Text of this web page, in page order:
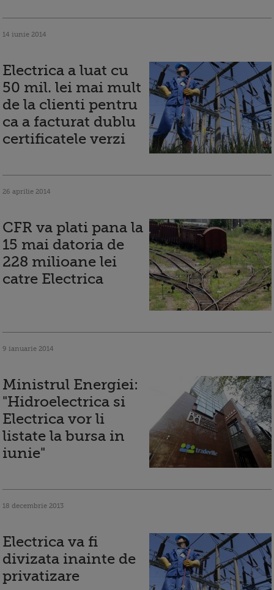
14 iunie 2014
Electrica a luat cu
50 mil. lei mai mult
de la clienti pentru
ca a facturat dublu
certificatele verzi
26 aprilie 2014
CFR va plati pana la
15 mai datoria de
228 milioane lei
catre Electrica
9 ianuarie 2014
Ministrul Energiei:
"Hidroelectrica si
Electrica vor li
listate la bursa in
iunie"
18 decembrie 2013
Electrica va fi
divizata inainte de
privatizare